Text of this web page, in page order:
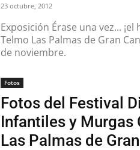
23 octubre, 2012
Exposición Érase una vez...
Telmo Las Palmas de Gran
de noviembre.
Fotos
Fotos del Festival
Infantiles y Murgas
Las Palmas de